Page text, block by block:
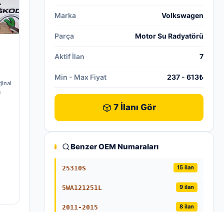
Marka Volkswagen
Parça Motor Su Radyatörü
Aktif İlan 7
Min - Max Fiyat 237 - 613₺
7 İlanı Gör
Benzer OEM Numaraları
25310S 15 ilan
5WA121251L 9 ilan
2011-2015 8 ilan